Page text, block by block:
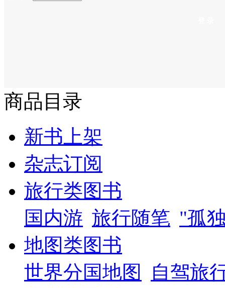
商品目录
新书上架
杂志订阅
旅行类图书
国内游 旅行随笔 "孤
地图类图书
世界分国地图
自驾旅